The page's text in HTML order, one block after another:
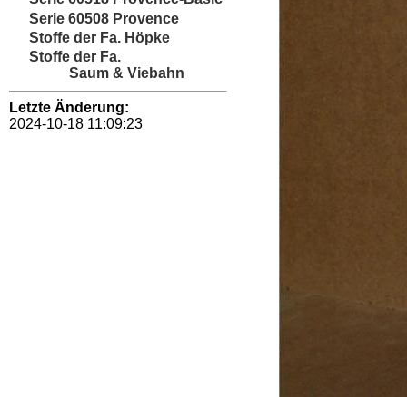
Serie 60508 Provence
Stoffe der Fa. Höpke
Stoffe der Fa.
Saum & Viebahn
Letzte Änderung:
2024-10-18 11:09:23